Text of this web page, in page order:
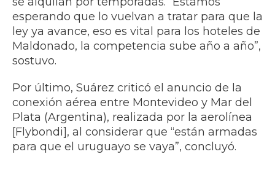
esperando que lo vuelvan a tratar para que la
ley ya avance, eso es vital para los hoteles de
Maldonado, la competencia sube año a año”,
sostuvo.
Por último, Suárez criticó el anuncio de la
conexión aérea entre Montevideo y Mar del
Plata (Argentina), realizada por la aerolínea
[Flybondi], al considerar que “están armadas
para que el uruguayo se vaya”, concluyó.